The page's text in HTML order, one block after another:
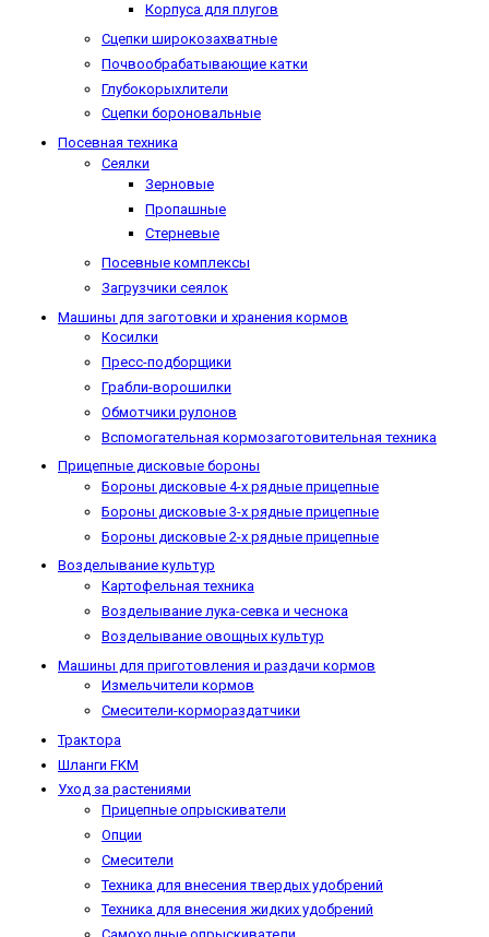
Корпуса для плугов
Сцепки широкозахватные
Почвообрабатывающие катки
Глубокорыхлители
Сцепки бороновальные
Посевная техника
Сеялки
Зерновые
Пропашные
Стерневые
Посевные комплексы
Загрузчики сеялок
Машины для заготовки и хранения кормов
Косилки
Пресс-подборщики
Грабли-ворошилки
Обмотчики рулонов
Вспомогательная кормозаготовительная техника
Прицепные дисковые бороны
Бороны дисковые 4-х рядные прицепные
Бороны дисковые 3-х рядные прицепные
Бороны дисковые 2-х рядные прицепные
Возделывание культур
Картофельная техника
Возделывание лука-севка и чеснока
Возделывание овощных культур
Машины для приготовления и раздачи кормов
Измельчители кормов
Смесители-кормораздатчики
Трактора
Шланги FKM
Уход за растениями
Прицепные опрыскиватели
Опции
Смесители
Техника для внесения твердых удобрений
Техника для внесения жидких удобрений